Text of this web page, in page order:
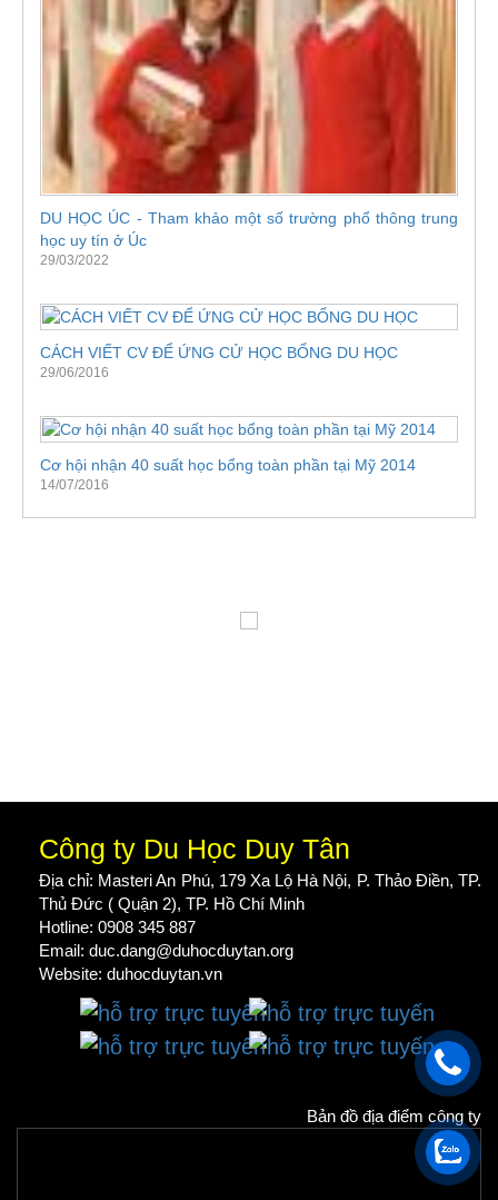
DU HỌC ÚC - Tham khảo một số trường phổ thông trung
học uy tín ở Úc
29/03/2022
CÁCH VIẾT CV ĐỂ ỨNG CỬ HỌC BỔNG DU HỌC
29/06/2016
Cơ hội nhận 40 suất học bổng toàn phần tại Mỹ 2014
14/07/2016
Công ty Du Học Duy Tân
Địa chỉ: Masteri An Phú, 179 Xa Lộ Hà Nội, P. Thảo Điền, TP.
Thủ Đức ( Quận 2), TP. Hồ Chí Minh
Hotline: 0908 345 887
Email: duc.dang@duhocduytan.org
Website: duhocduytan.vn
Bản đồ địa điểm công ty